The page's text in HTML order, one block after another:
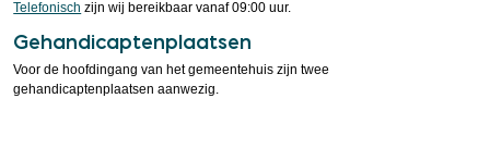
Telefonisch zijn wij bereikbaar vanaf 09:00 uur.
Gehandicaptenplaatsen
Voor de hoofdingang van het gemeentehuis zijn twee
gehandicaptenplaatsen aanwezig.